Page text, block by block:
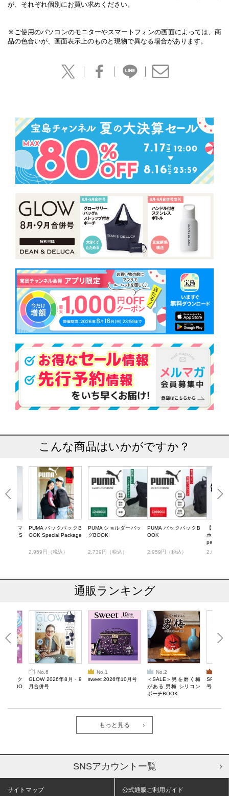
が、それぞれ個別にお買い求めください。
※ご使用のパソコンのモニターやスマートフォンの画面によっては、商
品の色合いが、画面表示上のものと現物で異なる場合があります。
こんな商品はいかがですか？
スマ
BOOK S
PUMA バックパックB
OOK Special Package
2,959円（税込）
PUMA ショルダーバッ
グBOOK
2,739円（税込）
PUMA バックパックB
OOK
2,959円（税込）
【SALE
ホショ
pecial
2,629円
通販ランキング
るスク
ぷにBO
No.6
GLOW 2026年8月・9
月合併号
No.1
sweet 2026年10月号
No.2
＜SALE＞男を磨く梅
がある 男梅 シリコン
ポーチBOOK
号
もっと見る
SNSアカウントー覧
サイトマップ 公式通販ご利用ガイド